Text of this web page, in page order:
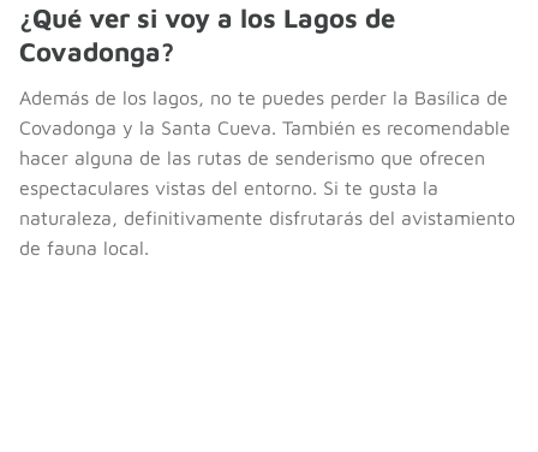
¿Qué ver si voy a los Lagos de
Covadonga?
Además de los lagos, no te puedes perder la Basílica de
Covadonga y la Santa Cueva. También es recomendable
hacer alguna de las rutas de senderismo que ofrecen
espectaculares vistas del entorno. Si te gusta la
naturaleza, definitivamente disfrutarás del avistamiento
de fauna local.